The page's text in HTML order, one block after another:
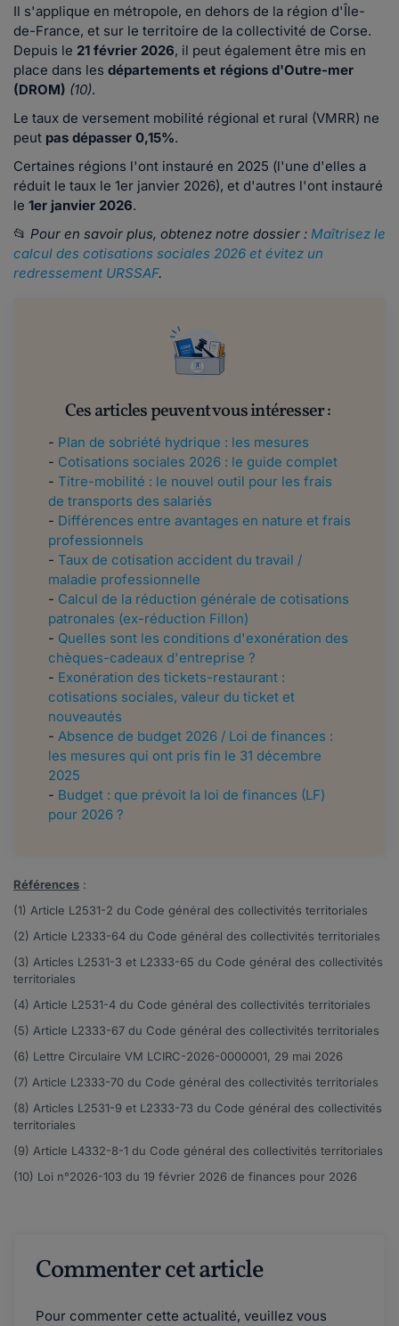
Il s'applique en métropole, en dehors de la région d'Île-
de-France, et sur le territoire de la collectivité de Corse.
Depuis le 21 février 2026, il peut également être mis en
place dans les départements et régions d'Outre-mer
(DROM) (10).
Le taux de versement mobilité régional et rural (VMRR) ne
peut pas dépasser 0,15%.
Certaines régions l'ont instauré en 2025 (l'une d'elles a
réduit le taux le 1er janvier 2026), et d'autres l'ont instauré
le 1er janvier 2026.
📂 Pour en savoir plus, obtenez notre dossier : Maîtrisez le
calcul des cotisations sociales 2026 et évitez un
redressement URSSAF.
Ces articles peuvent vous intéresser :
- Plan de sobriété hydrique : les mesures
- Cotisations sociales 2026 : le guide complet
- Titre-mobilité : le nouvel outil pour les frais
de transports des salariés
- Différences entre avantages en nature et frais
professionnels
- Taux de cotisation accident du travail /
maladie professionnelle
- Calcul de la réduction générale de cotisations
patronales (ex-réduction Fillon)
- Quelles sont les conditions d'exonération des
chèques-cadeaux d'entreprise ?
- Exonération des tickets-restaurant :
cotisations sociales, valeur du ticket et
nouveautés
- Absence de budget 2026 / Loi de finances :
les mesures qui ont pris fin le 31 décembre
2025
- Budget : que prévoit la loi de finances (LF)
pour 2026 ?
Références :
(1) Article L2531-2 du Code général des collectivités territoriales
(2) Article L2333-64 du Code général des collectivités territoriales
(3) Articles L2531-3 et L2333-65 du Code général des collectivités
territoriales
(4) Article L2531-4 du Code général des collectivités territoriales
(5) Article L2333-67 du Code général des collectivités territoriales
(6) Lettre Circulaire VM LCIRC-2026-0000001, 29 mai 2026
(7) Article L2333-70 du Code général des collectivités territoriales
(8) Articles L2531-9 et L2333-73 du Code général des collectivités
territoriales
(9) Article L4332-8-1 du Code général des collectivités territoriales
(10) Loi n°2026-103 du 19 février 2026 de finances pour 2026
Commenter cet article
Pour commenter cette actualité, veuillez vous